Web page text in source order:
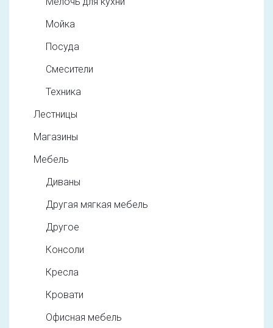
Мойка
Посуда
Смесители
Техника
Лестницы
Магазины
Мебель
Диваны
Другая мягкая мебель
Другое
Консоли
Кресла
Кровати
Офисная мебель